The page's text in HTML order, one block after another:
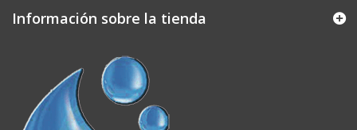
Información sobre la tienda